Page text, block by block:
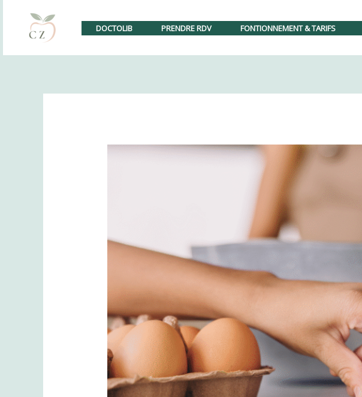
contenu
DOCTOLIB PRENDRE RDV FONTIONNEMENT & TARIFS